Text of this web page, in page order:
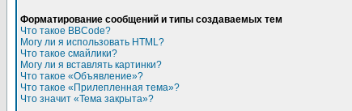
Форматирование сообщений и типы создаваемых тем
Что такое BBCode?
Могу ли я использовать HTML?
Что такое смайлики?
Могу ли я вставлять картинки?
Что такое «Объявление»?
Что такое «Прилепленная тема»?
Что значит «Тема закрыта»?